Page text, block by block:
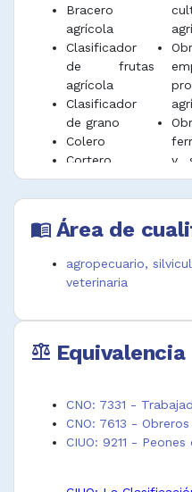
Bracero
agrícola
Clasificador
de frutas
agrícola
Clasificador
de grano
Colero
Cortero
Cortero caña
azúcar
Cosechador
Cosechero
agrícola
Descuajador
café en
beneficiadero
y alineador
Garruchero
Jornalero
y
de
menu_book Área de
agropecuario,
veterinaria
balance Equivalencia
CNO: 7331 -
CNO: 7613 -
CIUO: 9211 -